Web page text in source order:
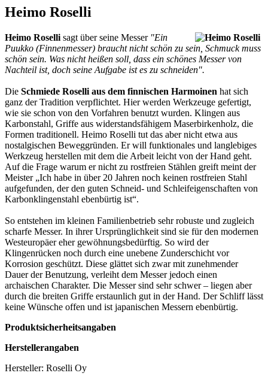
Heimo Roselli
Heimo Roselli sagt über seine Messer"Ein
Puukko (Finnenmesser) braucht nicht schön zu sein, Schmuck muss
schön sein. Was nicht heißen soll, dass ein schönes Messer von
Nachteil ist, doch seine Aufgabe ist es zu schneiden".
Die Schmiede Roselli aus dem finnischen Harmoinen hat sich
ganz der Tradition verpflichtet. Hier werden Werkzeuge gefertigt,
wie sie schon von den Vorfahren benutzt wurden. Klingen aus
Karbonstahl, Griffe aus widerstandsfähigem Maserbirkenholz, die
Formen traditionell. Heimo Roselli tut das aber nicht etwa aus
nostalgischen Beweggründen. Er will funktionales und langlebiges
Werkzeug herstellen mit dem die Arbeit leicht von der Hand geht.
Auf die Frage warum er nicht zu rostfreien Stählen greift meint der
Meister „Ich habe in über 20 Jahren noch keinen rostfreien Stahl
aufgefunden, der den guten Schneid- und Schleifeigenschaften von
Karbonklingenstahl ebenbürtig ist“.
So entstehen im kleinen Familienbetrieb sehr robuste und zugleich
scharfe Messer. In ihrer Ursprünglichkeit sind sie für den modernen
Westeuropäer eher gewöhnungsbedürftig. So wird der
Klingenrücken noch durch eine unebene Zunderschicht vor
Korrosion geschützt. Diese glättet sich zwar mit zunehmender
Dauer der Benutzung, verleiht dem Messer jedoch einen
archaischen Charakter. Die Messer sind sehr schwer – liegen aber
durch die breiten Griffe erstaunlich gut in der Hand. Der Schliff lässt
keine Wünsche offen und ist japanischen Messern ebenbürtig.
Produktsicherheitsangaben
Herstellerangaben
Hersteller: Roselli Oy